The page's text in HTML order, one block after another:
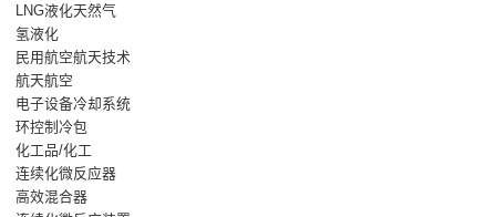
LNG液化天然气
氢液化
民用航空航天技术
航天航空
电子设备冷却系统
环控制冷包
化工品/化工
连续化微反应器
高效混合器